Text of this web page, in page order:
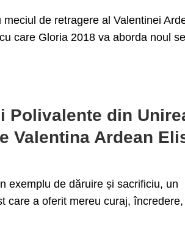
de retragere al Valentinei
care Gloria 2018 va aborda noul
Polivalente din
Valentina Ardean
exemplu de dăruire și sacrificiu, un
care a oferit mereu curaj,